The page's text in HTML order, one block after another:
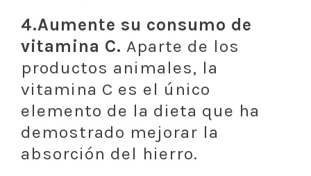
4.Aumente su consumo de
vitamina C. Aparte de los
productos animales, la
vitamina C es el único
elemento de la dieta que ha
demostrado mejorar la
absorción del hierro.